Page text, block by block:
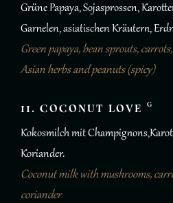
Grüne Papaya, Sojasprossen,
Garnelen, asiatischen Kräutern,
Green papaya, bean sprouts,
Asian herbs and peanuts (spicy)
11. COCONUT LOVEG
Kokosmilch mit
Koriander.
Coconut milk with mushrooms,
coriander